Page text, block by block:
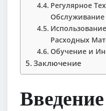
Регулярное
Обслуживание
Расходных
Обучение и
Заключение
Введение